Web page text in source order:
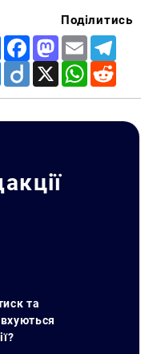
Поділитись
Share FacebookMastodon
Email
Messenger
Diigo X WhatsApp
та